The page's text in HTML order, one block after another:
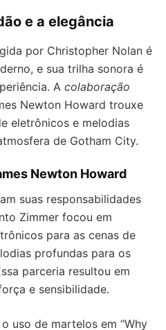
e a elegância
por Christopher Nolan é
e sua trilha sonora é
A colaboração
Newton Howard trouxe
eletrônicos e melodias
de Gotham City.
Newton Howard
suas responsabilidades
Zimmer focou em
para as cenas de
profundas para os
parceria resultou em
e sensibilidade.
uso de martelos em “Why